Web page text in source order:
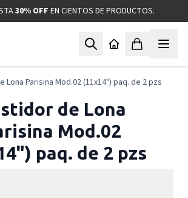
30% OFF EN CIENTOS DE PRODUCTOS.
Lona Parisina Mod.02 (11x14") paq. de 2 pzs
de Lona
Mod.02
paq. de 2 pzs